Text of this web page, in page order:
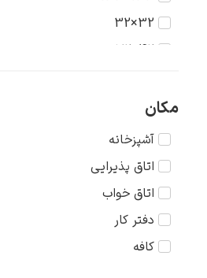
روستا
سکون
عشق
غرب وحشی
کودک
مذهبی
منظره
32×32
42×32
56×42
56×56
75×56
75×75
مکان
آشپزخانه
اتاق پذیرایی
اتاق خواب
دفتر کار
کافه